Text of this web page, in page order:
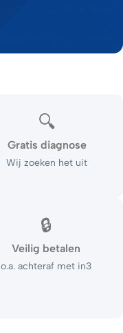
🔍
Gratis diagnose
Wij zoeken het uit
🔒
Veilig betalen
o.a. achteraf met in3